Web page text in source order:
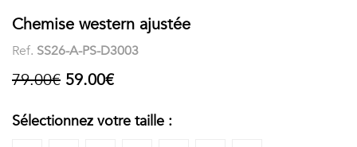
IMPRIMÉES
Faune
Flore
Chemise western ajustée
Ref. SS26-A-PS-D3003
79.00€ 59.00€
Sélectionnez votre taille :